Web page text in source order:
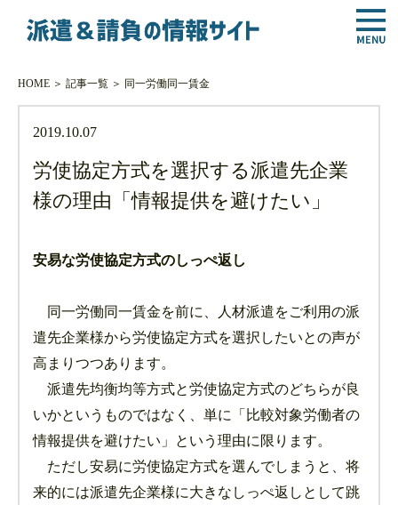
HOME＞ 記事一覧＞ 同一労働同一賃金
2019.10.07
労使協定方式を選択する派遣先企業
様の理由「情報提供を避けたい」
安易な労使協定方式のしっぺ返し
同一労働同一賃金を前に、人材派遣をご利用の派
遣先企業様から労使協定方式を選択したいとの声が
高まりつつあります。
派遣先均衡均等方式と労使協定方式のどちらが良
いかというものではなく、単に「比較対象労働者の
情報提供を避けたい」という理由に限ります。
ただし安易に労使協定方式を選んでしまうと、将
来的には派遣先企業様に大きなしっぺ返しとして跳